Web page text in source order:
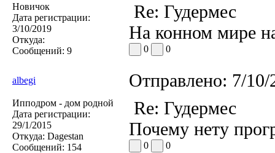
Новичок
Дата регистрации:
3/10/2019
Откуда:
Сообщений: 9
Re: Гудермес
На конном мире
0 0
albegi Отправлено: 7/
Ипподром - дом родной
Дата регистрации:
29/1/2015
Откуда: Dagestan
Сообщений: 154
Re: Гудермес
Почему нету
0 0